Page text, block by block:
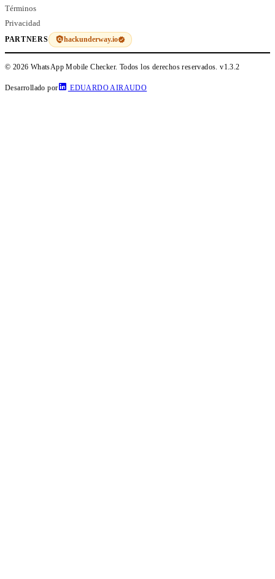
Términos
Privacidad
PARTNERS hackunderway.io
© 2026 WhatsApp Mobile Checker. Todos los derechos reservados.v1.3.2
Desarrollado por EDUARDO AIRAUDO